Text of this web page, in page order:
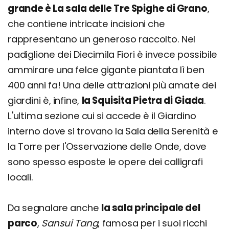
grande è La sala delle Tre Spighe di Grano,
che contiene intricate incisioni che
rappresentano un generoso raccolto. Nel
padiglione dei Diecimila Fiori è invece possibile
ammirare una felce gigante piantata lì ben
400 anni fa! Una delle attrazioni più amate dei
giardini è, infine, la Squisita Pietra di Giada.
L'ultima sezione cui si accede è il Giardino
interno dove si trovano la Sala della Serenità e
la Torre per l'Osservazione delle Onde, dove
sono spesso esposte le opere dei calligrafi
locali.
Da segnalare anche la sala principale del
parco, Sansui Tang, famosa per i suoi ricchi